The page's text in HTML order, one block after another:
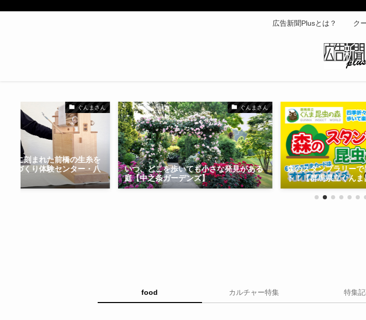
広告新聞Plusとは？ ク
ぐんまさん
に刻まれた前橋の生糸を
くり体験センター・八
ぐんまさん
いつ、どこを歩いても小さな発見がある
庭【中之条ガーデンズ】
森のスタンプラリーで昆
ト！【群馬県立ぐんま昆
food カルチャー特集 特集